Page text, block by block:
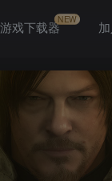
戏下载器NEW